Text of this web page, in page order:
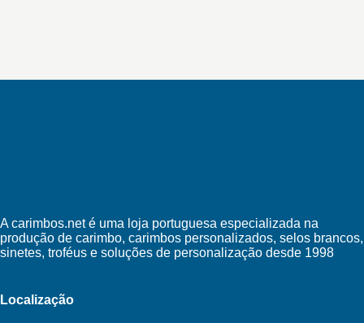
A carimbos.net é uma loja portuguesa especializada na
produção de carimbo, carimbos personalizados, selos brancos,
sinetes, troféus e soluções de personalização desde 1998
Localização